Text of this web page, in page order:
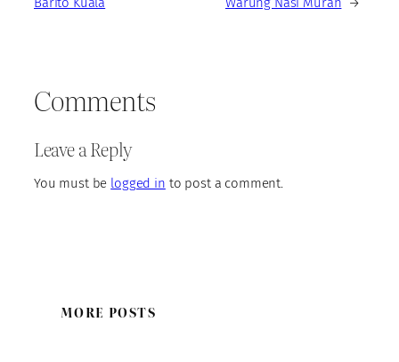
Comments
Leave a Reply
You must be logged in to post a comment.
MORE POSTS